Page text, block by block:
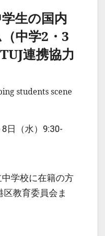
生の国内
中学2・3
連携協力
日（水）9:30-
学校に在籍の方
教育委員会ま